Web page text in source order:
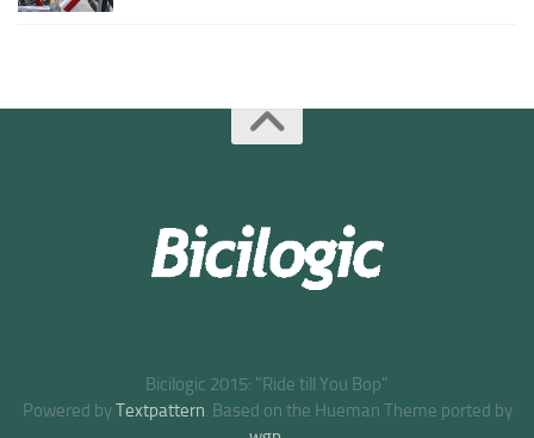
Bicilogic 2015: "Ride till You Bop"
Powered byTextpattern. Based on the Hueman Theme ported by